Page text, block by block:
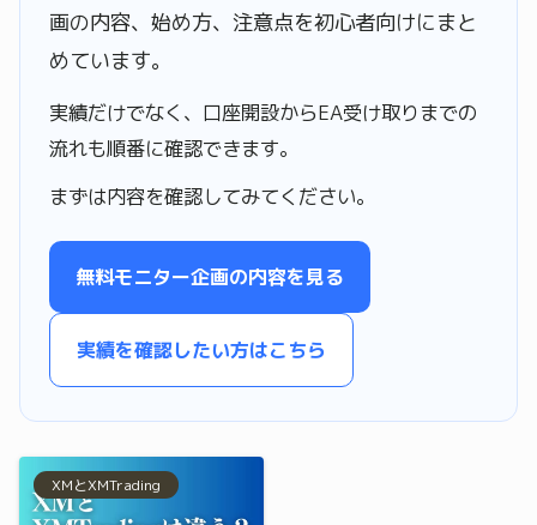
画の内容、始め方、注意点を初心者向けにまと
めています。
実績だけでなく、口座開設からEA受け取りまでの
流れも順番に確認できます。
まずは内容を確認してみてください。
無料モニター企画の内容を見る
実績を確認したい方はこちら
XMとXMTrading